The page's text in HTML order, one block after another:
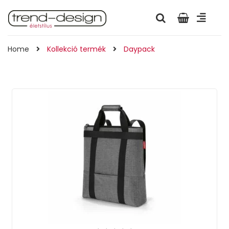
Home Kollekció termék Daypack